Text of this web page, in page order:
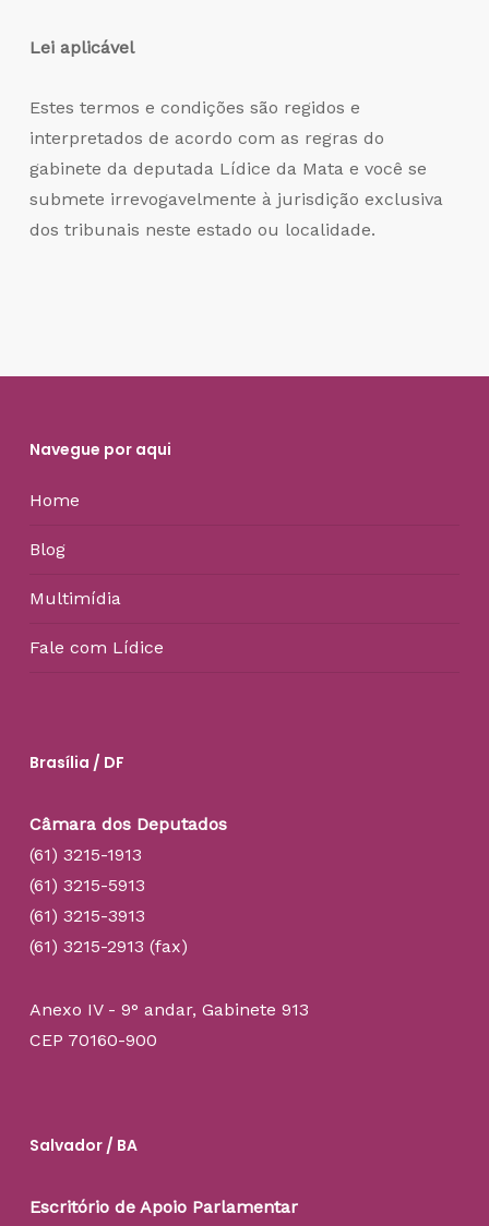
Lei aplicável
Estes termos e condições são regidos e
interpretados de acordo com as regras do
gabinete da deputada Lídice da Mata e você se
submete irrevogavelmente à jurisdição exclusiva
dos tribunais neste estado ou localidade.
Navegue por aqui
Home
Blog
Multimídia
Fale com Lídice
Brasília / DF
Câmara dos Deputados
(61) 3215-1913
(61) 3215-5913
(61) 3215-3913
(61) 3215-2913 (fax)
Anexo IV - 9° andar, Gabinete 913
CEP 70160-900
Salvador / BA
Escritório de Apoio Parlamentar